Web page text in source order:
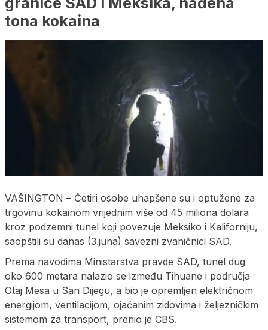
tona kokaina
VAŠINGTON – Četiri osobe uhapšene su i optužene za
trgovinu kokainom vrijednim više od 45 miliona dolara
kroz podzemni tunel koji povezuje Meksiko i Kaliforniju,
saopštili su danas (3.juna) savezni zvaničnici SAD.
Prema navodima Ministarstva pravde SAD, tunel dug
oko 600 metara nalazio se između Tihuane i područja
Otaj Mesa u San Dijegu, a bio je opremljen električnom
energijom, ventilacijom, ojačanim zidovima i željezničkim
sistemom za transport, prenio je CBS.